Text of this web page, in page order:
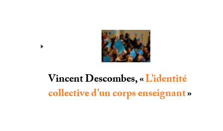
Vincent Descombes, «L’identité
collective d’un corps enseignant»